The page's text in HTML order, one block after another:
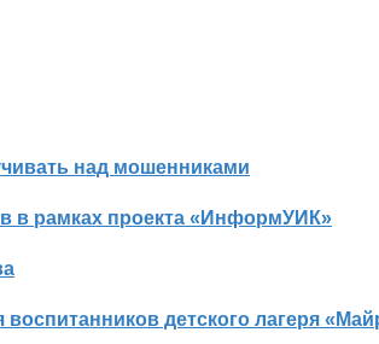
над мошенниками
в рамках проекта «ИнформУИК»
детского лагеря